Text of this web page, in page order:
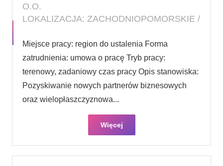
O.O.
LOKALIZACJA: ZACHODNIOPOMORSKIE /
Miejsce pracy: region do ustalenia Forma
zatrudnienia: umowa o pracę Tryb pracy:
terenowy, zadaniowy czas pracy Opis stanowiska:
Pozyskiwanie nowych partnerów biznesowych
oraz wielopłaszczyznowa...
Więcej